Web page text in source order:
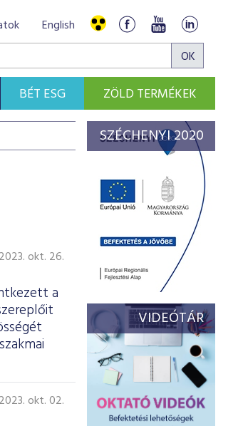
English
BÉT ESG ZÖLD TERMÉKEK
2023. okt. 26.
a
2023. okt. 02.
SZÉCHENYI 2020
VIDEÓTÁR